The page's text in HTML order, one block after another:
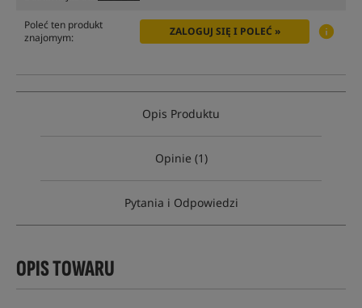
Poleć ten produkt
znajomym:
ZALOGUJ SIĘ I POLEĆ »
Opis Produktu
Opinie (1)
Pytania i Odpowiedzi
OPIS TOWARU